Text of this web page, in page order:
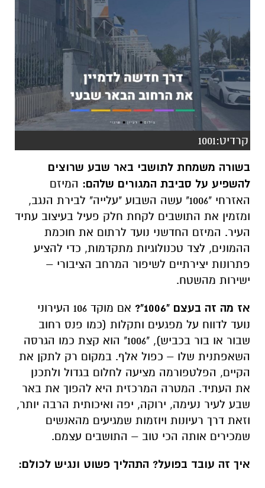
קרדיט:1001
בשורה משמחת לתושבי באר שבע שרוצים
להשפיע על סביבת המגורים שלהם: המיזם
האזרחי "1006" עשה השבוע "עלייה" לבירת הנגב,
ומזמין את התושבים לקחת חלק פעיל בעיצוב עתיד
העיר. המיזם החדשני נועד לרתום את חוכמת
ההמונים, לצד טכנולוגיות מתקדמות, כדי להציע
פתרונות יצירתיים לשיפור המרחב הציבורי –
ישירות מהשטח.
אז מה זה בעצם "1006"?
אם מוקד 106 העירוני
נועד לדווח על מפגעים ותקלות (כמו פנס רחוב
שבור או בור בכביש), "1006" הוא קצת כמו הגרסה
השאפתנית שלו – כפול אלף. במקום רק לתקן את
הקיים, הפלטפורמה מציעה לחלום בגדול ולתכנן
את העתיד. המטרה המרכזית היא להפוך את באר
שבע לעיר נעימה, ירוקה, יפה ואיכותית הרבה יותר,
וזאת דרך רעיונות ויוזמות שמגיעים מהאנשים
שמכירים אותה הכי טוב – התושבים עצמם.
איך זה עובד בפועל? התהליך פשוט ונגיש לכולם: